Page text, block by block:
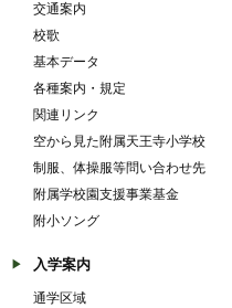
交通案内
校歌
基本データ
各種案内・規定
関連リンク
空から見た附属天王寺小学校
制服、体操服等問い合わせ先
附属学校園支援事業基金
附小ソング
入学案内
通学区域